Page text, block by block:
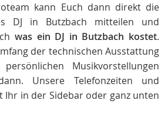
kann Euch dann direkt die
DJ in Butzbach mitteilen und
was ein DJ in Butzbach kostet.
der technischen Ausstattung
Musikvorstellungen
Unsere Telefonzeiten und
Ihr in der Sidebar oder ganz unten